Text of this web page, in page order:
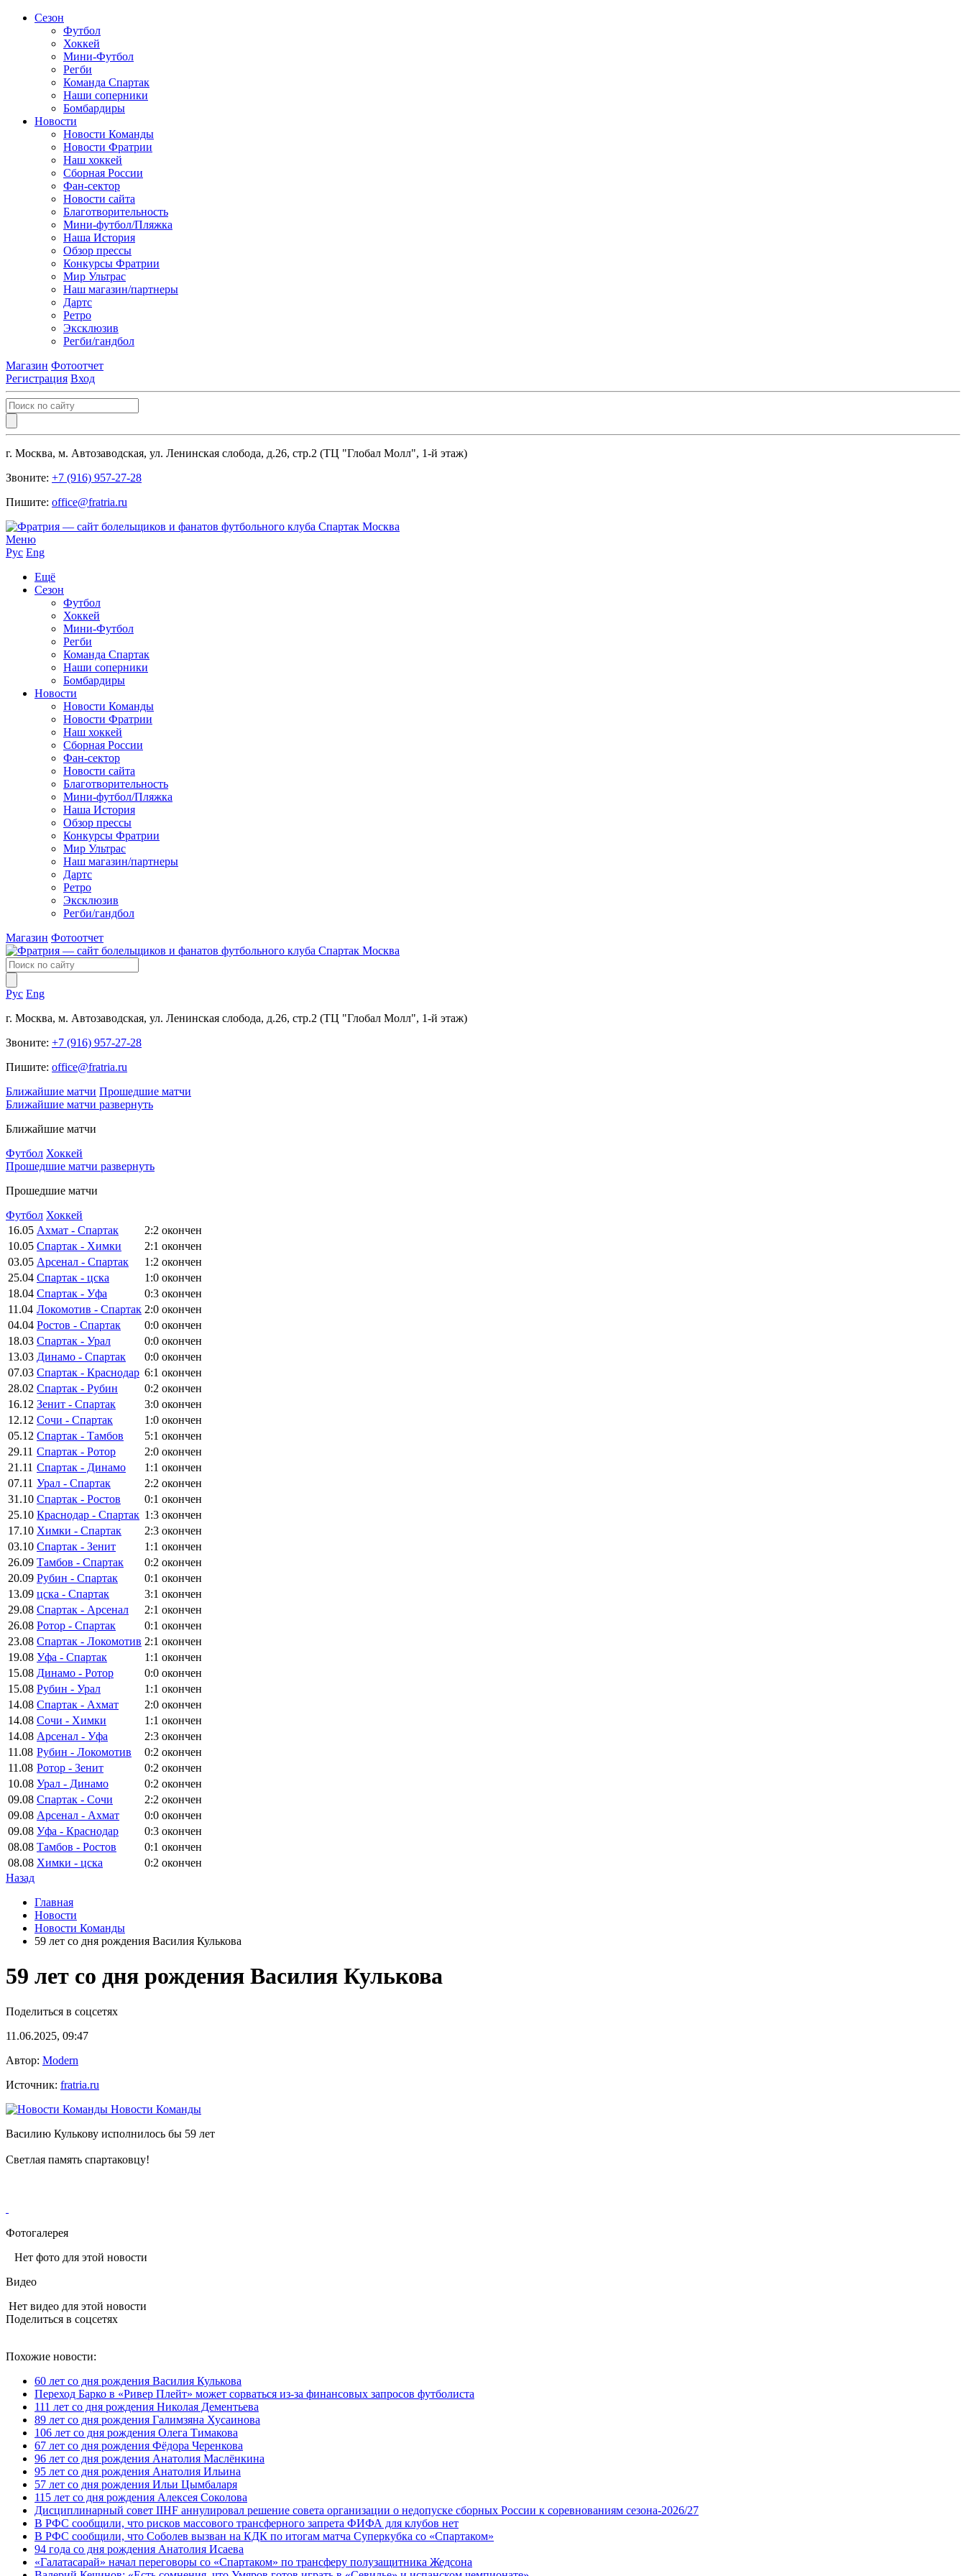
Сезон
Футбол
Хоккей
Мини-Футбол
Регби
Команда Спартак
Наши соперники
Бомбардиры
Новости
Новости Команды
Новости Фратрии
Наш хоккей
Сборная России
Фан-cектор
Новости сайта
Благотворительность
Мини-футбол/Пляжка
Наша История
Обзор прессы
Конкурсы Фратрии
Мир Ультрас
Наш магазин/партнеры
Дартс
Ретро
Эксклюзив
Регби/гандбол
Магазин Фотоотчет
Регистрация Вход
г. Москва, м. Автозаводская, ул. Ленинская слобода, д.26, стр.2 (ТЦ "Глобал Молл", 1-й этаж)
Звоните: +7 (916) 957-27-28
Пишите: office@fratria.ru
Меню
Рус Eng
Ещё
Сезон
Футбол
Хоккей
Мини-Футбол
Регби
Команда Спартак
Наши соперники
Бомбардиры
Новости
Новости Команды
Новости Фратрии
Наш хоккей
Сборная России
Фан-cектор
Новости сайта
Благотворительность
Мини-футбол/Пляжка
Наша История
Обзор прессы
Конкурсы Фратрии
Мир Ультрас
Наш магазин/партнеры
Дартс
Ретро
Эксклюзив
Регби/гандбол
Магазин Фотоотчет
Рус Eng
г. Москва, м. Автозаводская, ул. Ленинская слобода, д.26, стр.2 (ТЦ "Глобал Молл", 1-й этаж)
Звоните: +7 (916) 957-27-28
Пишите: office@fratria.ru
Ближайшие матчи Прошедшие матчи
Ближайшие матчи развернуть
Ближайшие матчи
Футбол Хоккей
Прошедшие матчи развернуть
Прошедшие матчи
Футбол Хоккей
16.05 Ахмат - Спартак 2:2 окончен
10.05 Спартак - Химки 2:1 окончен
03.05 Арсенал - Спартак 1:2 окончен
25.04 Спартак - цска 1:0 окончен
18.04 Спартак - Уфа 0:3 окончен
11.04 Локомотив - Спартак 2:0 окончен
04.04 Ростов - Спартак 0:0 окончен
18.03 Спартак - Урал 0:0 окончен
13.03 Динамо - Спартак 0:0 окончен
07.03 Спартак - Краснодар 6:1 окончен
28.02 Спартак - Рубин 0:2 окончен
16.12 Зенит - Спартак 3:0 окончен
12.12 Сочи - Спартак 1:0 окончен
05.12 Спартак - Тамбов 5:1 окончен
29.11 Спартак - Ротор 2:0 окончен
21.11 Спартак - Динамо 1:1 окончен
07.11 Урал - Спартак 2:2 окончен
31.10 Спартак - Ростов 0:1 окончен
25.10 Краснодар - Спартак 1:3 окончен
17.10 Химки - Спартак 2:3 окончен
03.10 Спартак - Зенит 1:1 окончен
26.09 Тамбов - Спартак 0:2 окончен
20.09 Рубин - Спартак 0:1 окончен
13.09 цска - Спартак 3:1 окончен
29.08 Спартак - Арсенал 2:1 окончен
26.08 Ротор - Спартак 0:1 окончен
23.08 Спартак - Локомотив 2:1 окончен
19.08 Уфа - Спартак 1:1 окончен
15.08 Динамо - Ротор 0:0 окончен
15.08 Рубин - Урал 1:1 окончен
14.08 Спартак - Ахмат 2:0 окончен
14.08 Сочи - Химки 1:1 окончен
14.08 Арсенал - Уфа 2:3 окончен
11.08 Рубин - Локомотив 0:2 окончен
11.08 Ротор - Зенит 0:2 окончен
10.08 Урал - Динамо 0:2 окончен
09.08 Спартак - Сочи 2:2 окончен
09.08 Арсенал - Ахмат 0:0 окончен
09.08 Уфа - Краснодар 0:3 окончен
08.08 Тамбов - Ростов 0:1 окончен
08.08 Химки - цска 0:2 окончен
Назад
Главная
Новости
Новости Команды
59 лет со дня рождения Василия Кулькова
59 лет со дня рождения Василия Кулькова
Поделиться в соцсетях
11.06.2025, 09:47
Автор: Modern
Источник: fratria.ru
Новости Команды
Василию Кулькову исполнилось бы 59 лет
Светлая память спартаковцу!
Фотогалерея
Нет фото для этой новости
Видео
Нет видео для этой новости
Поделиться в соцсетях
Похожие новости:
60 лет со дня рождения Василия Кулькова
Переход Барко в «Ривер Плейт» может сорваться из‑за финансовых запросов футболиста
111 лет со дня рождения Николая Дементьева
89 лет со дня рождения Галимзяна Хусаинова
106 лет со дня рождения Олега Тимакова
67 лет со дня рождения Фёдора Черенкова
96 лет со дня рождения Анатолия Маслёнкина
95 лет со дня рождения Анатолия Ильина
57 лет со дня рождения Ильи Цымбаларя
115 лет со дня рождения Алексея Соколова
Дисциплинарный совет IIHF аннулировал решение совета организации о недопуске сборных России к соревнованиям сезона‑2026/27
В РФС сообщили, что рисков массового трансферного запрета ФИФА для клубов нет
В РФС сообщили, что Соболев вызван на КДК по итогам матча Суперкубка со «Спартаком»
94 года со дня рождения Анатолия Исаева
«Галатасарай» начал переговоры со «Спартаком» по трансферу полузащитника Жедсона